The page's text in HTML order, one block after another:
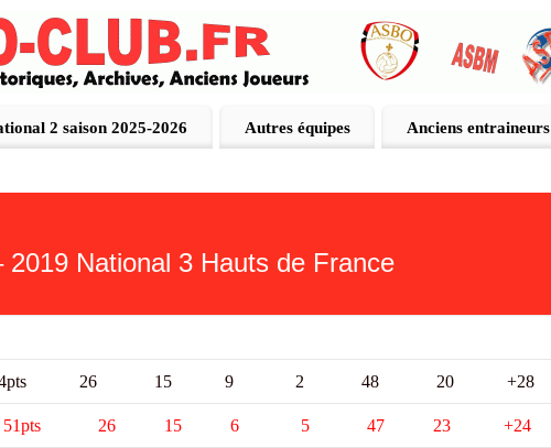
2 saison 2025-2026 Autres équipes Anciens entraineurs
2019 National 3 Hauts de France
54pts 26 15 9 2 48 20 +28
51pts 26 15 6 5 47 23 +24